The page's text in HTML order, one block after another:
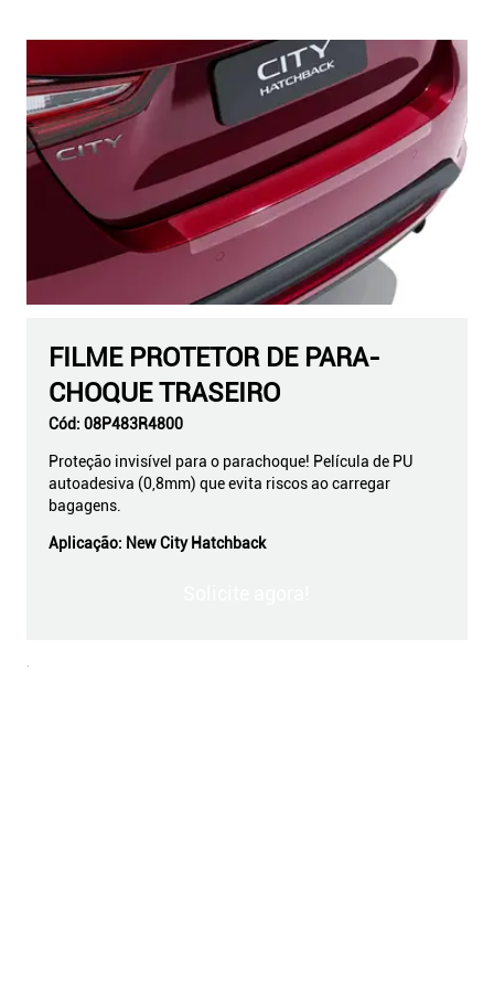
FILME PROTETOR DE PARA-
CHOQUE TRASEIRO
Cód: 08P483R4800
Proteção invisível para o parachoque! Película de PU
autoadesiva (0,8mm) que evita riscos ao carregar
bagagens.
Aplicação: New City Hatchback
.